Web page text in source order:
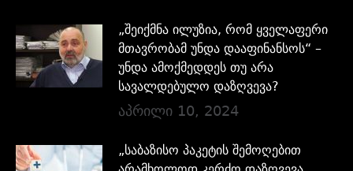
„შეიქმნა ილუზია, რომ ყველაფერი
მთავრობამ უნდა დააფინანსოს“ –
უნდა ამოქმედდეს თუ არა
სავალდებულო დაზღვევა?
აპრილი 10, 2024
„საბაზისო პაკეტის შემოღებით